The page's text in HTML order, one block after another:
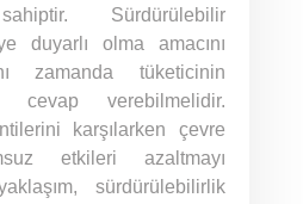
Sürdürülebilir
duyarlı olma amacını
zamanda tüketicinin
cevap verebilmelidir.
karşılarken çevre
etkileri azaltmayı
sürdürülebilirlik